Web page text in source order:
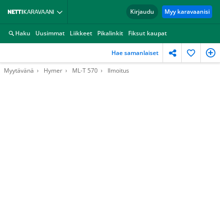
Kirjaudu Myy karavaanisi
Haku Uusimmat Liikkeet Pikalinkit Fiksut kaupat
Hae samanlaiset
Myytävänä Hymer ML-T 570 Ilmoitus